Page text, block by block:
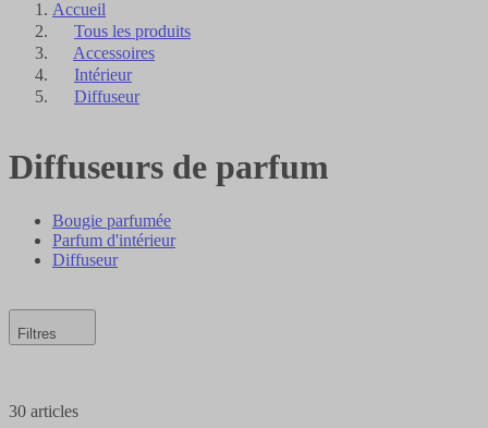
Accueil
Tous les produits
Accessoires
Intérieur
Diffuseur
Diffuseurs de parfum
Bougie parfumée
Parfum d'intérieur
Diffuseur
Filtres
30 articles